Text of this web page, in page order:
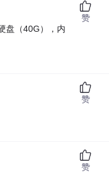
盘（40G），内
赞
赞
赞